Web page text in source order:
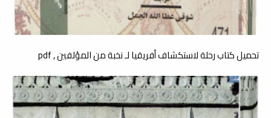
تحميل كتاب رحلة لاستكشاف أفريقيا لـ نخبة من المؤلفين , pdf